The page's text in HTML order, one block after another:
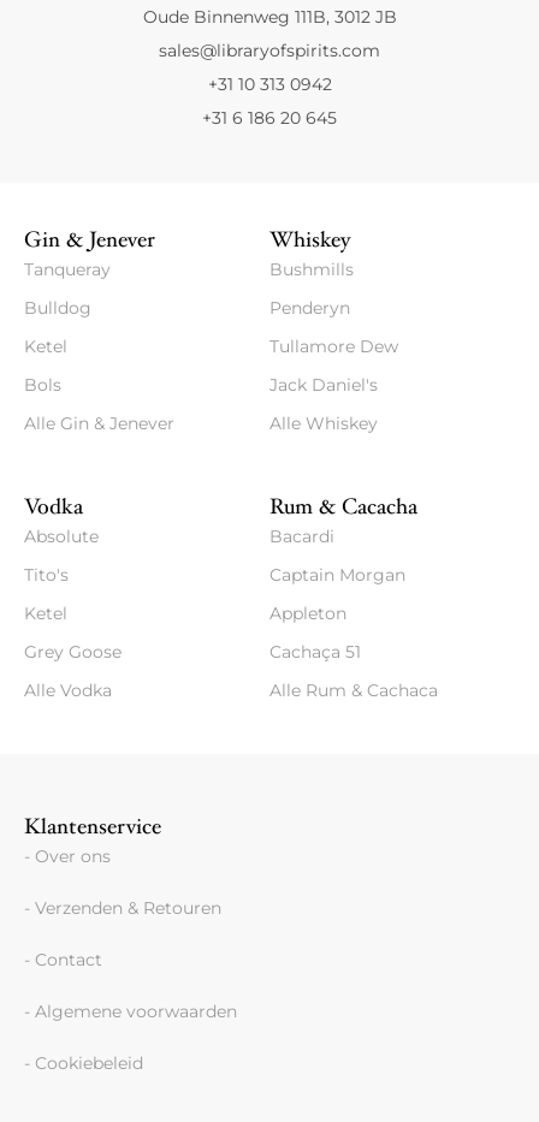
Oude Binnenweg 111B, 3012 JB
sales@libraryofspirits.com
+31 10 313 0942
+31 6 186 20 645
Gin & Jenever
Tanqueray
Bulldog
Ketel
Bols
Alle Gin & Jenever
Whiskey
Bushmills
Penderyn
Tullamore Dew
Jack Daniel's
Alle Whiskey
Vodka
Absolute
Tito's
Ketel
Grey Goose
Alle Vodka
Rum & Cacacha
Bacardi
Captain Morgan
Appleton
Cachaça 51
Alle Rum & Cachaca
Klantenservice
- Over ons
- Verzenden & Retouren
- Contact
- Algemene voorwaarden
- Cookiebeleid